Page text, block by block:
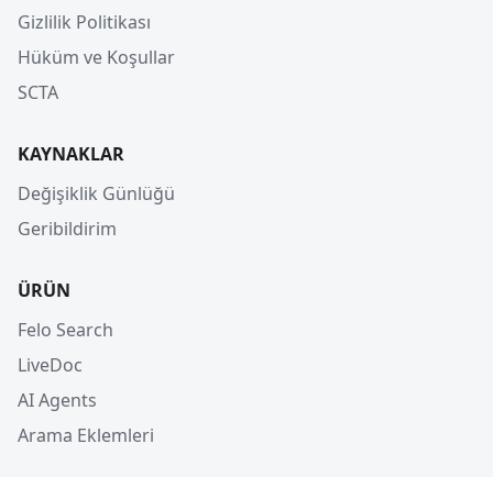
Gizlilik Politikası
Hüküm ve Koşullar
SCTA
KAYNAKLAR
Değişiklik Günlüğü
Geribildirim
ÜRÜN
Felo Search
LiveDoc
AI Agents
Arama Eklemleri